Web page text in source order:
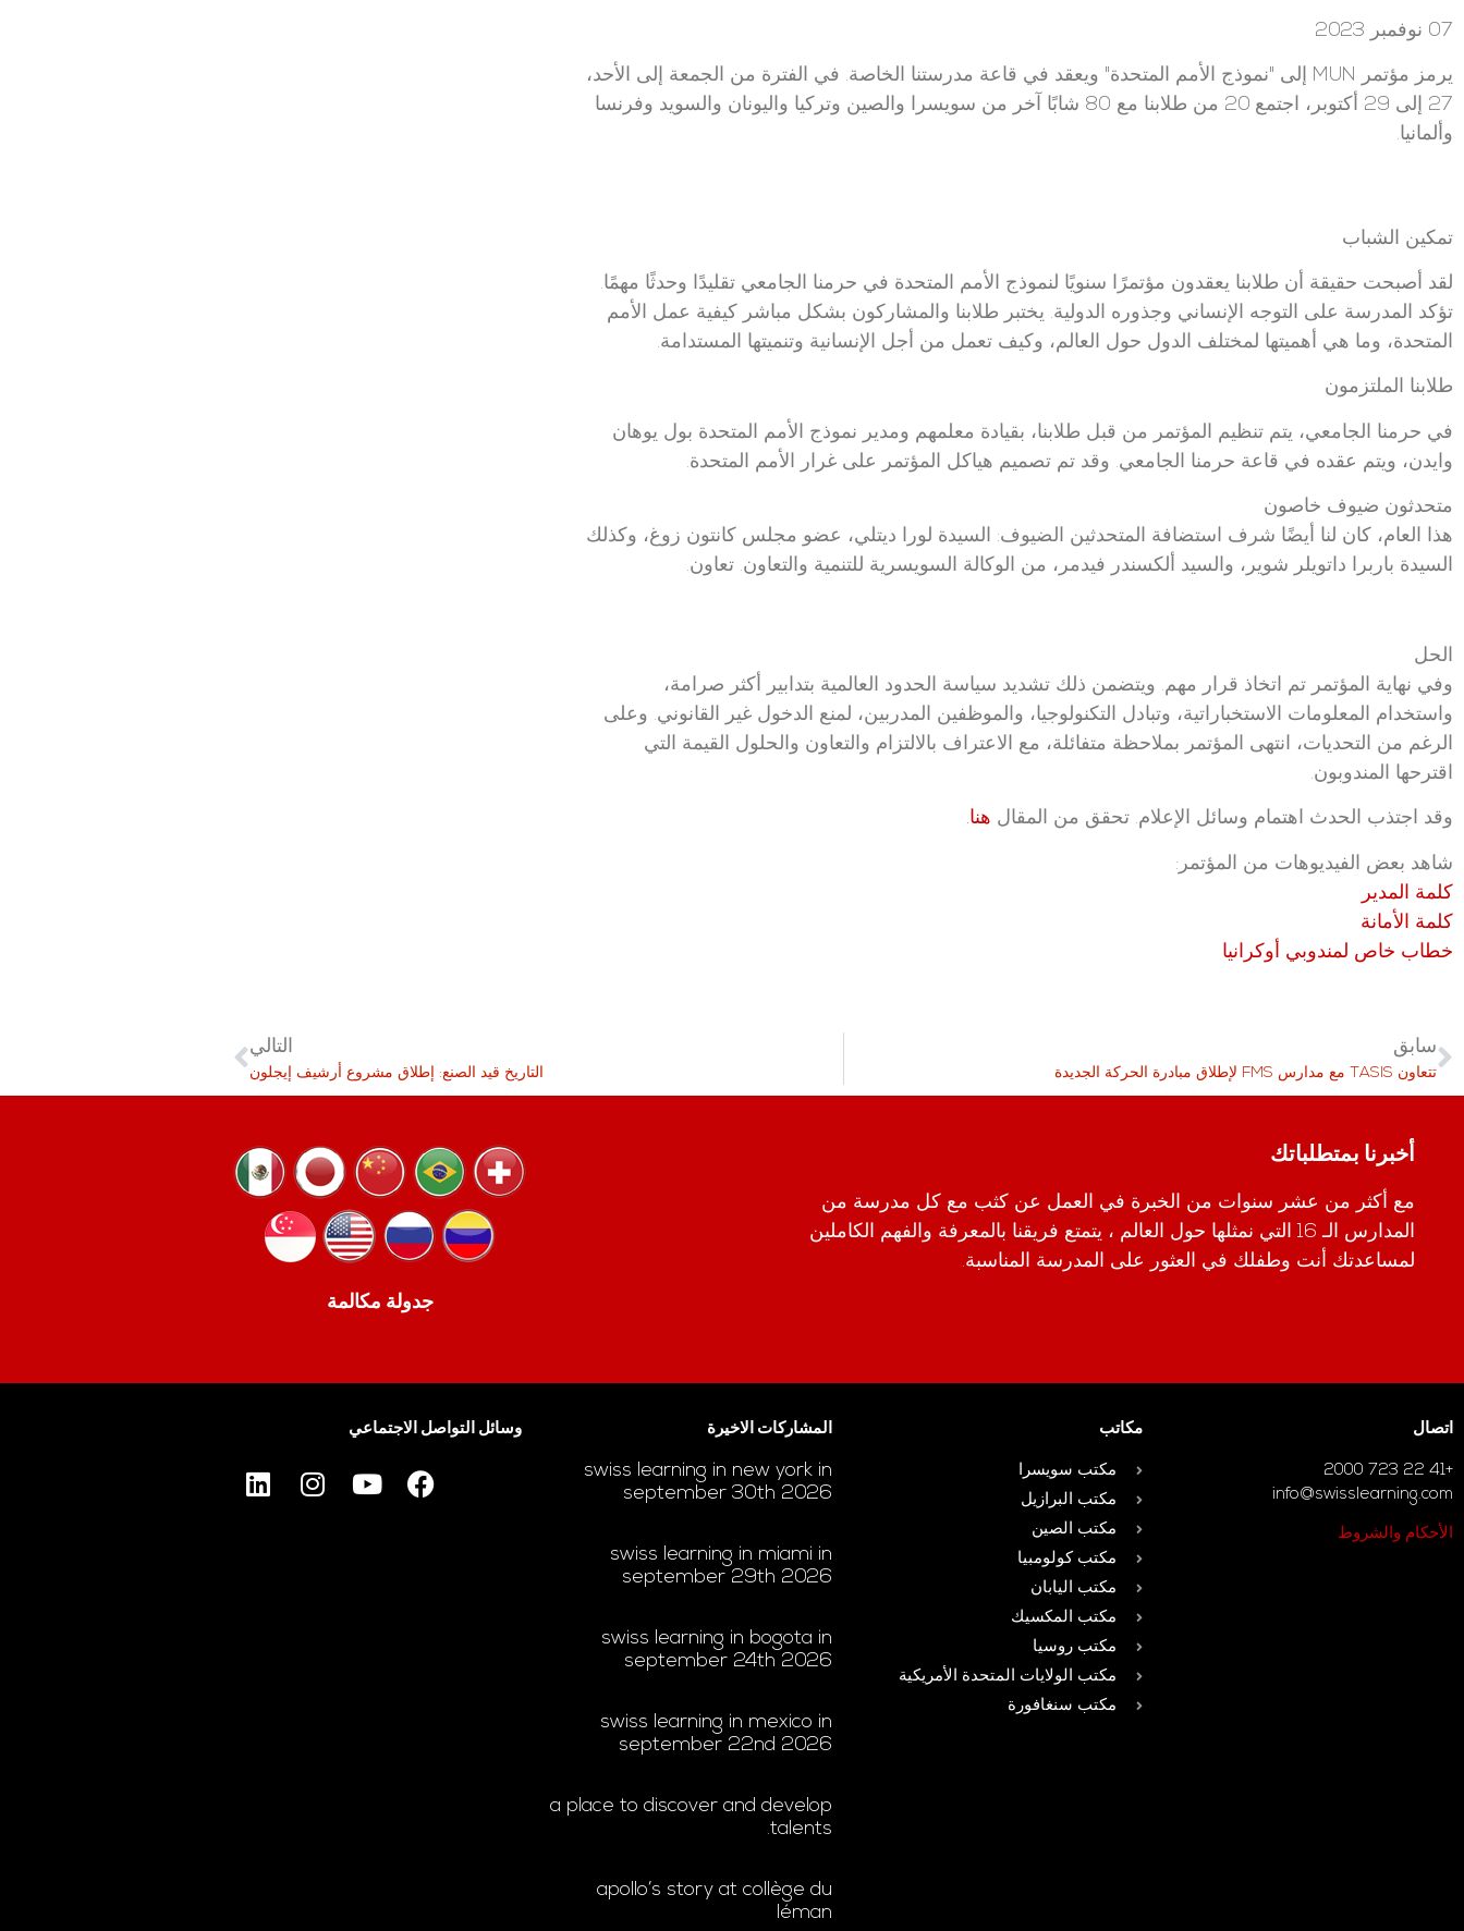
07 نوفمبر 2023
يرمز مؤتمر MUN إلى "نموذج الأمم المتحدة" ويعقد في قاعة مدرستنا الخاصة. في الفترة من الجمعة إلى الأحد،
27 إلى 29 أكتوبر، اجتمع 20 من طلابنا مع 80 شابًا آخر من سويسرا والصين وتركيا واليونان والسويد وفرنسا
وألمانيا.
تمكين الشباب
لقد أصبحت حقيقة أن طلابنا يعقدون مؤتمرًا سنويًا لنموذج الأمم المتحدة في حرمنا الجامعي تقليدًا وحدثًا مهمًا.
تؤكد المدرسة على التوجه الإنساني وجذوره الدولية. يختبر طلابنا والمشاركون بشكل مباشر كيفية عمل الأمم
المتحدة، وما هي أهميتها لمختلف الدول حول العالم، وكيف تعمل من أجل الإنسانية وتنميتها المستدامة.
طلابنا الملتزمون
في حرمنا الجامعي، يتم تنظيم المؤتمر من قبل طلابنا، بقيادة معلمهم ومدير نموذج الأمم المتحدة بول يوهان
وايدن، ويتم عقده في قاعة حرمنا الجامعي. وقد تم تصميم هياكل المؤتمر على غرار الأمم المتحدة.
متحدثون ضيوف خاصون
هذا العام، كان لنا أيضًا شرف استضافة المتحدثين الضيوف: السيدة لورا ديتلي، عضو مجلس كانتون زوغ، وكذلك
السيدة باربرا داتويلر شوير، والسيد ألكسندر فيدمر، من الوكالة السويسرية للتنمية والتعاون. تعاون.
الحل
وفي نهاية المؤتمر تم اتخاذ قرار مهم. ويتضمن ذلك تشديد سياسة الحدود العالمية بتدابير أكثر صرامة،
واستخدام المعلومات الاستخباراتية، وتبادل التكنولوجيا، والموظفين المدربين، لمنع الدخول غير القانوني. وعلى
الرغم من التحديات، انتهى المؤتمر بملاحظة متفائلة، مع الاعتراف بالالتزام والتعاون والحلول القيمة التي
اقترحها المندوبون.
وقد اجتذب الحدث اهتمام وسائل الإعلام. تحقق من المقال هنا.
شاهد بعض الفيديوهات من المؤتمر:
كلمة المدير
كلمة الأمانة
خطاب خاص لمندوبي أوكرانيا
سابق
تتعاون TASIS مع مدارس FMS لإطلاق مبادرة الحركة الجديدة
التالي
التاريخ قيد الصنع: إطلاق مشروع أرشيف إيجلون
أخبرنا بمتطلباتك
مع أكثر من عشر سنوات من الخبرة في العمل عن كثب مع كل مدرسة من
المدارس الـ 16 التي نمثلها حول العالم ، يتمتع فريقنا بالمعرفة والفهم الكاملين
لمساعدتك أنت وطفلك في العثور على المدرسة المناسبة.
جدولة مكالمة
اتصال
+41 22 723 2000
info@swisslearning.com
الأحكام والشروط
مكاتب
مكتب سويسرا
مكتب البرازيل
مكتب الصين
مكتب كولومبيا
مكتب اليابان
مكتب المكسيك
مكتب روسيا
مكتب الولايات المتحدة الأمريكية
مكتب سنغافورة
المشاركات الاخيرة
swiss learning in new york in
september 30th 2026
swiss learning in miami in
september 29th 2026
swiss learning in bogota in
september 24th 2026
swiss learning in mexico in
september 22nd 2026
a place to discover and develop
talents.
apollo’s story at collège du
léman
وسائل التواصل الاجتماعي